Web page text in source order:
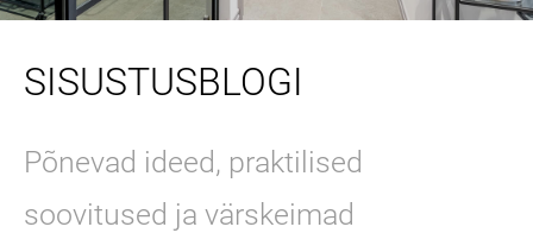
SISUSTUSBLOGI
Põnevad ideed, praktilised
soovitused ja värskeimad